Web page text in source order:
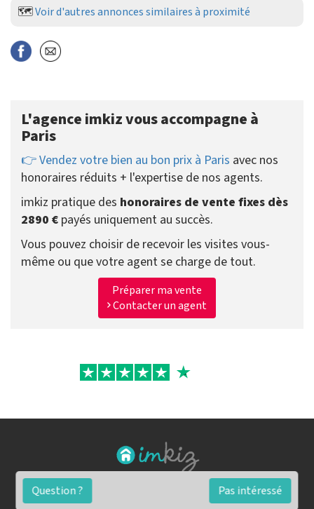
🗺️Voir d'autres annonces similaires à proximité
Question ? Pas intéressé
L'agence imkiz vous accompagne à
Paris
👉 Vendez votre bien au bon prix à Paris avec nos
honoraires réduits + l'expertise de nos agents.
imkiz pratique des honoraires de vente fixes dès
2890 € payés uniquement au succès.
Vous pouvez choisir de recevoir les visites vous-
même ou que votre agent se charge de tout.
Préparer ma vente
Contacter un agent